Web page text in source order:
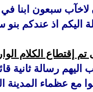
اليكم اذ عندكم
إقتطاع الكلام
عدد 6: فكتب اليهم
مع عظماء المدينة